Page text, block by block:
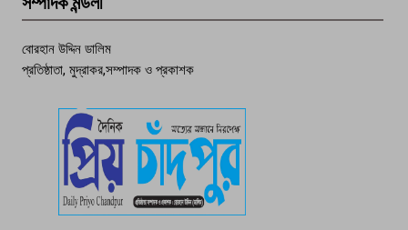
পচা দুর্গন্ধে ৯৯৯-এ ফোন, ফরিদগঞ্জে
তরুণের অর্ধগলিত লাশ উদ্ধার
বোরহান উদ্দিন ডালিম
প্রতিষ্ঠাতা, মুদ্রাকর,সম্পাদক ও প্রকাশক